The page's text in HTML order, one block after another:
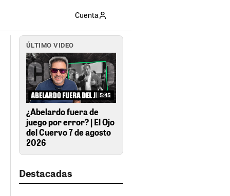
Cuenta
ÚLTIMO VIDEO
5:45
¿Abelardo fuera de
juego por error? | El Ojo
del Cuervo 7 de agosto
2026
Destacadas